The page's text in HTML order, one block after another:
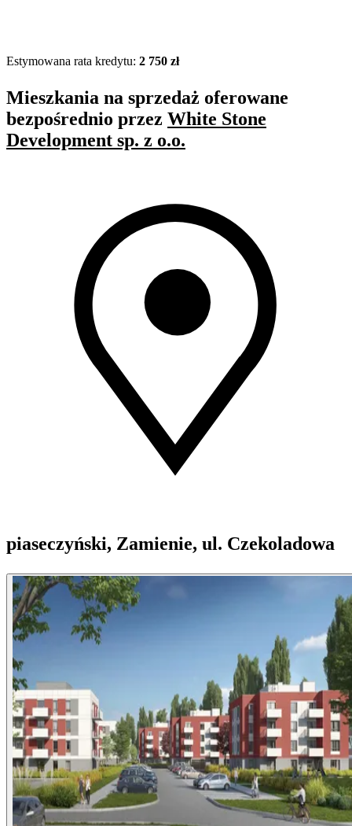
Estymowana rata kredytu: 2 750 zł
Mieszkania na sprzedaż oferowane
bezpośrednio przez White Stone
Development sp. z o.o.
piaseczyński, Zamienie, ul. Czekoladowa